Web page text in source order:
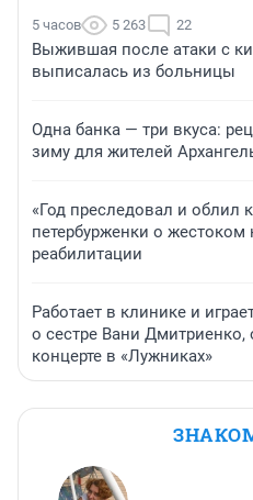
5 часов 5 263 22
Выжившая после атаки с
выписалась из больницы
Одна банка — три вкуса:
зиму для жителей
«Год преследовал и облил
петербурженки о жестоком
реабилитации
Работает в клинике и
о сестре Вани
концерте в «Лужниках»